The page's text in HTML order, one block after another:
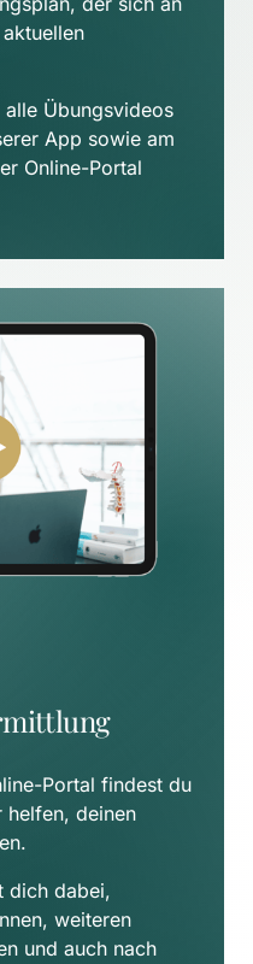
alle Übungsvideos
App sowie am
Online-Portal
Portal findest du
helfen, deinen
dich dabei,
weiteren
und auch nach